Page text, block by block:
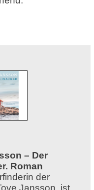
– Der
Roman
der
Jansson, ist